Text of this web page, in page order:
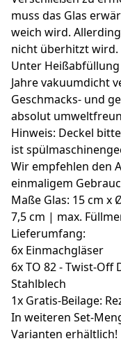
muss das Glas
weich wird.
nicht überhitzt wird.
Unter
Jahre vakuumdicht
Geschmacks- und
absolut
Hinweis: Deckel
ist
Wir empfehlen den
einmaligem
Maße Glas: 15 cm
7,5 cm | max.
Lieferumfang:
6x Einmachgläser
6x TO 82 - Twist-
Stahlblech
1x Gratis-Beilage:
In weiteren Set-
Varianten erhältlich!